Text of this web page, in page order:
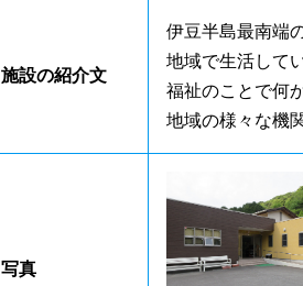
施設の紹介文
伊豆半島最南端
地域で生活して
福祉のことで何
地域の様々な機
写真